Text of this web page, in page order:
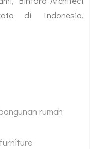
di Indonesia,
rumah